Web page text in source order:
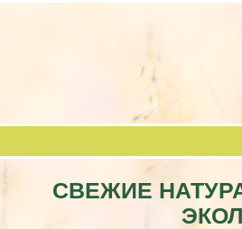
СВЕЖИЕ